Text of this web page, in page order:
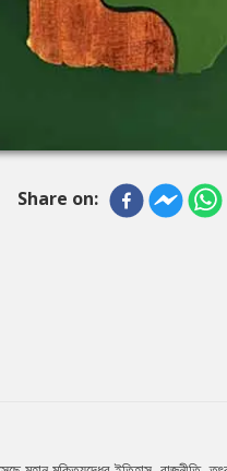
Share on: